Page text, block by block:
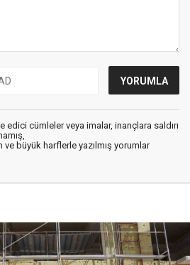
edici cümleler veya imalar, inançlara saldırı
ve büyük harflerle yazılmış yorumlar